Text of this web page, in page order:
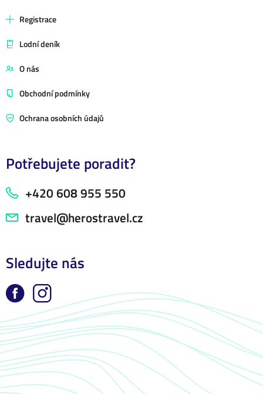
Registrace
Lodní deník
O nás
Obchodní podmínky
Ochrana osobních údajů
Potřebujete poradit?
+420 608 955 550
travel@herostravel.cz
Sledujte nás